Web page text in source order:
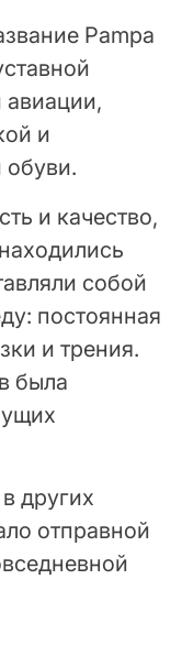
Pampa
и
и качество,
собой
постоянная
и трения.
была
других
отправной